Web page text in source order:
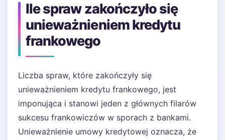
Ile spraw zakończyło się
unieważnieniem kredytu
frankowego
Liczba spraw, które zakończyły się
unieważnieniem kredytu frankowego, jest
imponująca i stanowi jeden z głównych filarów
sukcesu frankowiczów w sporach z bankami.
Unieważnienie umowy kredytowej oznacza, że